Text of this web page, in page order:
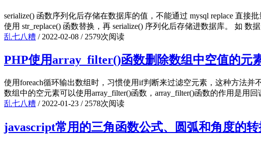
serialize() 函数序列化后存储在数据库的值，不能通过 mysql replace 直
使用 str_replace() 函数替换，再 serialize() 序列化后存储进数据库。 如 数
乱七八糟 / 2022-02-08 / 2579次阅读
PHP使用array_filter()函数删除数组中空值的元
使用foreach循环输出数组时，习惯使用if判断来过滤空元素，这种方法
数组中的空元素可以使用array_filter()函数，array_filter()函数的作用是用
乱七八糟 / 2022-01-23 / 2578次阅读
javascript常用的三角函数公式、圆弧和角度的